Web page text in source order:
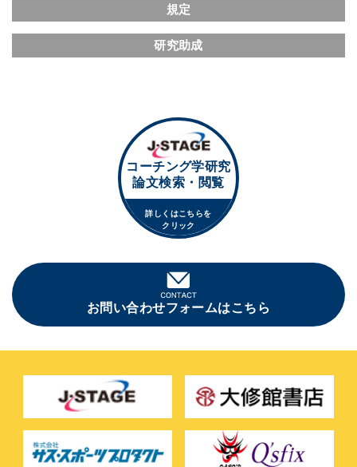
規定
研究助成
コーチング学研究
論文検索・閲覧
詳しくはこちらを
クリック
お問い合わせフォームはこちら